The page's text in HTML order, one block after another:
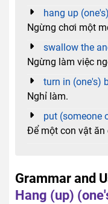
hang up
Ngừng chơi một
swallow the
Ngừng làm việc
turn in (one's)
Nghỉ làm.
put (someone
Để một con vật ăn
Grammar and
Hang (up)